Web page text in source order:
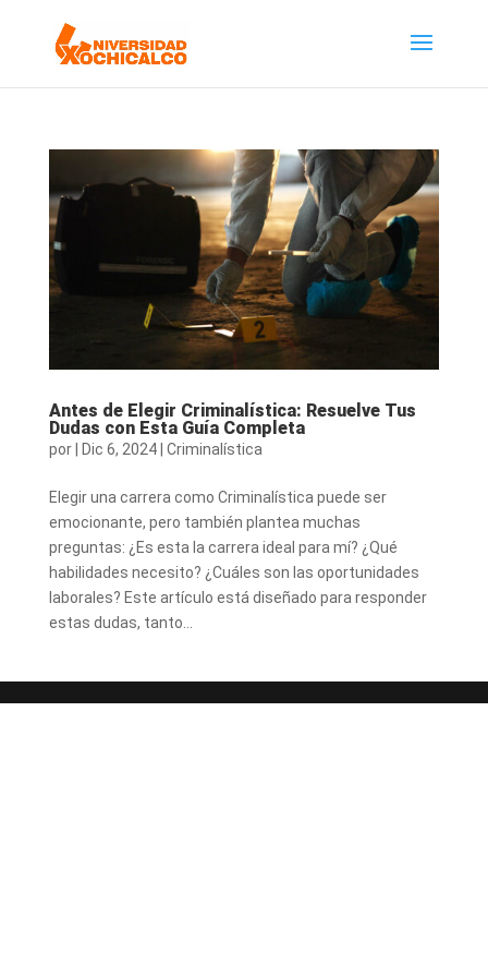
Antes de Elegir Criminalística: Resuelve Tus
Dudas con Esta Guía Completa
por| Dic 6, 2024| Criminalística
Elegir una carrera como Criminalística puede ser
emocionante, pero también plantea muchas
preguntas: ¿Es esta la carrera ideal para mí? ¿Qué
habilidades necesito? ¿Cuáles son las oportunidades
laborales? Este artículo está diseñado para responder
estas dudas, tanto...